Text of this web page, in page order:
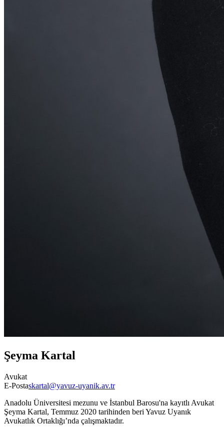
Şeyma Kartal
Avukat
E-Postaskartal@yavuz-uyanik.av.tr
Anadolu Üniversitesi mezunu ve İstanbul Barosu'na kayıtlı Avukat
Şeyma Kartal, Temmuz 2020 tarihinden beri Yavuz Uyanık
Avukatlık Ortaklığı’nda çalışmaktadır.